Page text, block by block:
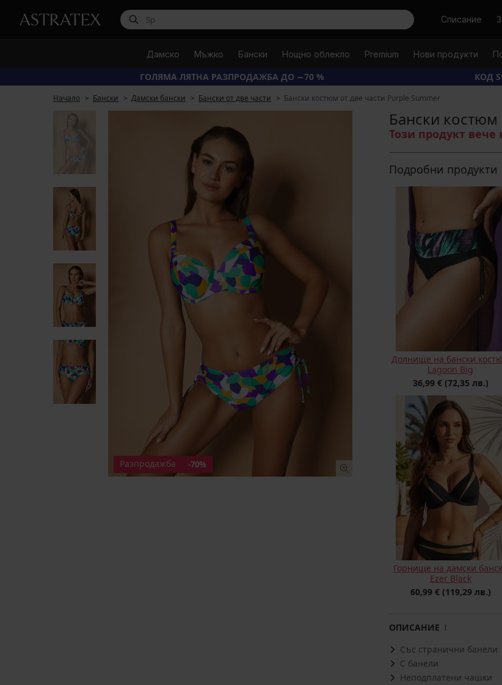
ТърсиСписание
Дамско Мъжко Бански Нощно облекло Premium Нови продукти
ГОЛЯМА ЛЯТНА РАЗПРОДАЖБА ДО −70 % КОД
Начало Бански Дамски бански Бански от две части Бански костюм от две части Purple Summer
Разпродажба -70%
Бански костюм
Този продукт
Подробни продукти
Долнище на бански
Lagoon Big
36,99 € (72,35 лв.)
Горнище на дамски
Ezer Black
60,99 € (119,29 лв.)
ОПИСАНИЕ
Със странични банели
С банели
Неподплатени чашки